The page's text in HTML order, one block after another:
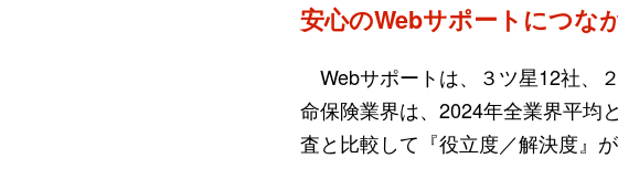
安心のWebサポートにつな
Webサポートは、３ツ星12社、
命保険業界は、2024年全業界平均
査と比較して『役立度／解決度』